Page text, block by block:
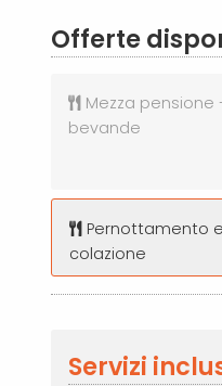
Offerte
Mezza pensione
bevande
Pernottamento e
colazione
Servizi